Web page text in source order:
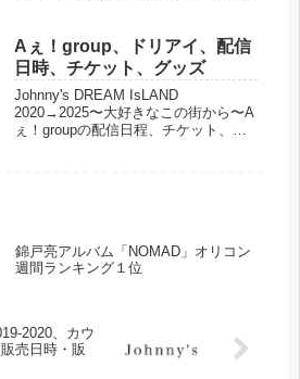
Aぇ！group、ドリアイ、配信
日時、チケット、グッズ
Johnny's DREAM IsLAND
2020→2025〜大好きなこの街から〜A
ぇ！groupの配信日程、チケット、グ
錦戸亮アルバム「NOMAD」オリコン
週間ランキング１位
2020、カウ
売日時・販